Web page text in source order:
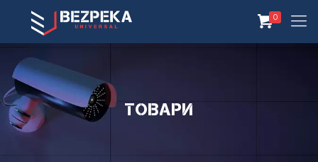
0
Товари